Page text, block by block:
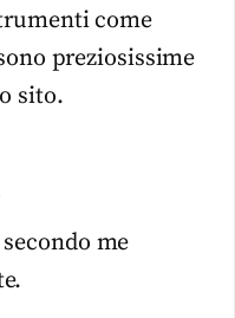
come
preziosissime
sito.
me